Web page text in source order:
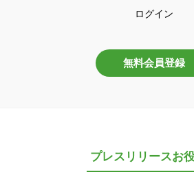
ログイン
無料会員登録
プレスリリースお